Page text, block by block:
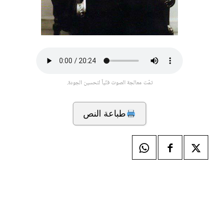
تمّت معالجة الصوت فنّياً لتحسين الجودة.
طباعة النص